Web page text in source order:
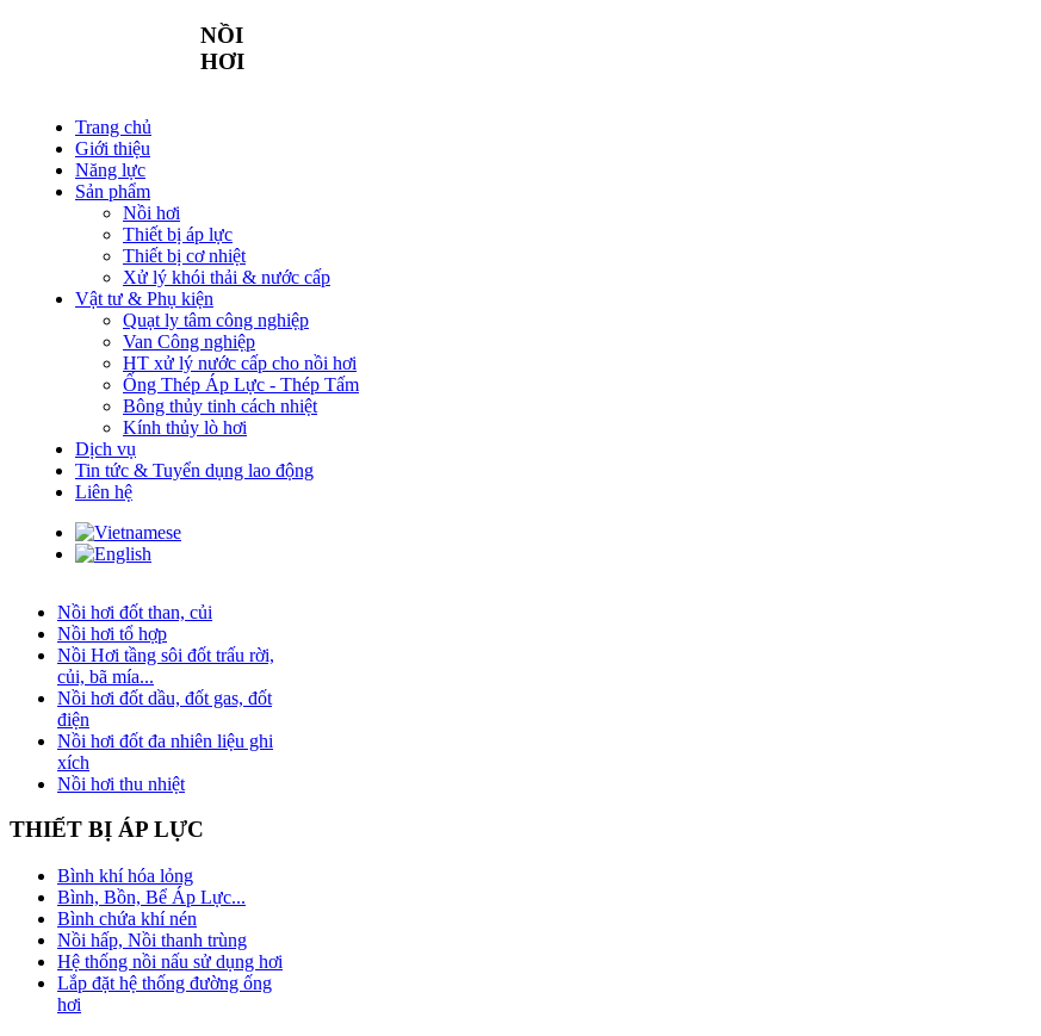
Trang chủ
Giới thiệu
Năng lực
Sản phẩm
Nồi hơi
Thiết bị áp lực
Thiết bị cơ nhiệt
Xử lý khói thải & nước cấp
Vật tư & Phụ kiện
Quạt ly tâm công nghiệp
Van Công nghiệp
HT xử lý nước cấp cho nồi hơi
Ống Thép Áp Lực - Thép Tấm
Bông thủy tinh cách nhiệt
Kính thủy lò hơi
Dịch vụ
Tin tức & Tuyển dụng lao động
Liên hệ
NỒI
HƠI
Nồi hơi đốt than, củi
Nồi hơi tổ hợp
Nồi Hơi tầng sôi đốt trấu rời,
củi, bã mía...
Nồi hơi đốt dầu, đốt gas, đốt
điện
Nồi hơi đốt đa nhiên liệu ghi
xích
Nồi hơi thu nhiệt
THIẾT BỊ ÁP LỰC
Bình khí hóa lỏng
Bình, Bồn, Bể Áp Lực...
Bình chứa khí nén
Nồi hấp, Nồi thanh trùng
Hệ thống nồi nấu sử dụng hơi
Lắp đặt hệ thống đường ống
hơi